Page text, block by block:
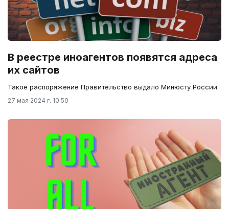
В реестре иноагентов появятся адреса
их сайтов
Такое распоряжение Правительство выдало Минюсту России.
27 мая 2024 г. 10:50